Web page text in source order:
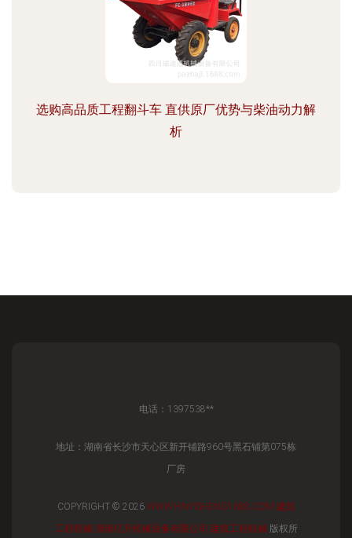
选购高品质工程翻斗车 直供原厂优势与柴油动力解
析
电话：1397538**
地址：湖南省长沙市天心区新开铺路960号黑石铺第075栋
厂房
COPYRIGHT © 2026 WWW.HNYISHENG1688.COM 建筑
工程机械 湖南亿升机械设备有限公司 建筑工程机械版权所